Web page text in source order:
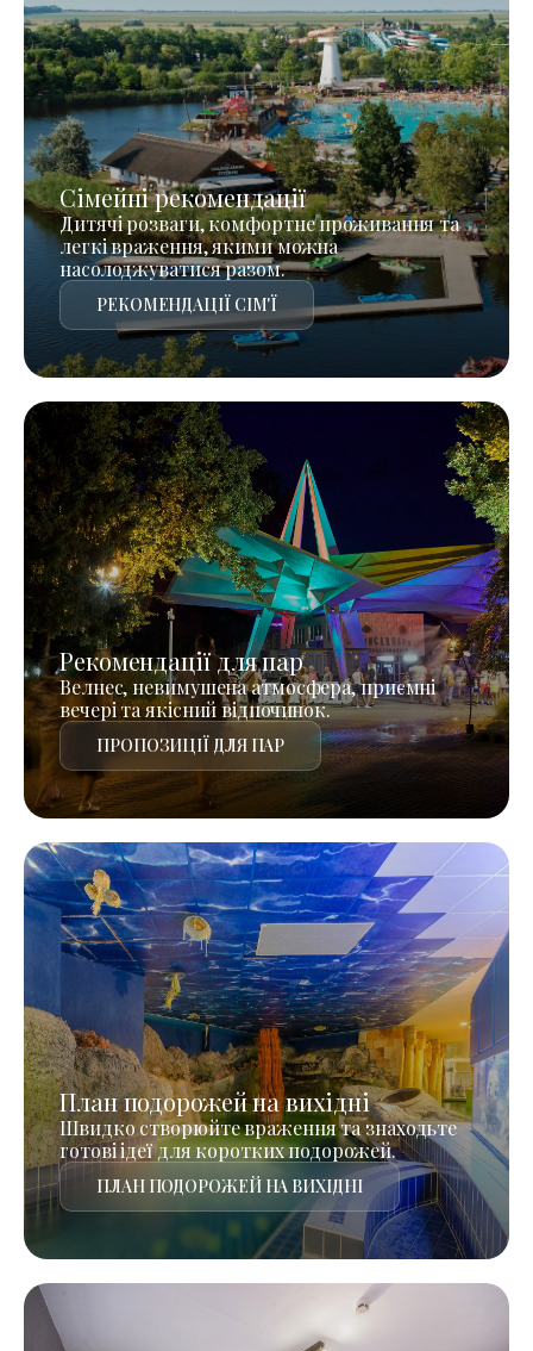
Сімейні рекомендації
Дитячі розваги, комфортне проживання та
легкі враження, якими можна
насолоджуватися разом.
РЕКОМЕНДАЦІЇ СІМ'Ї
Рекомендації для пар
Велнес, невимушена атмосфера, приємні
вечері та якісний відпочинок.
ПРОПОЗИЦІЇ ДЛЯ ПАР
План подорожей на вихідні
Швидко створюйте враження та знаходьте
готові ідеї для коротких подорожей.
ПЛАН ПОДОРОЖЕЙ НА ВИХІДНІ